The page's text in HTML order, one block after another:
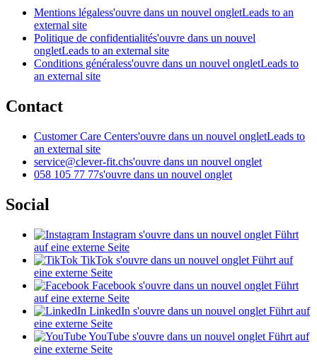
Mentions légaless'ouvre dans un nouvel ongletLeads to an
external site
Politique de confidentialités'ouvre dans un nouvel
ongletLeads to an external site
Conditions généraless'ouvre dans un nouvel ongletLeads to
an external site
Contact
Customer Care Centers'ouvre dans un nouvel ongletLeads to
an external site
service@clever-fit.chs'ouvre dans un nouvel onglet
058 105 77 77s'ouvre dans un nouvel onglet
Social
Instagram s'ouvre dans un nouvel onglet Führt
auf eine externe Seite
TikTok s'ouvre dans un nouvel onglet Führt auf
eine externe Seite
Facebook s'ouvre dans un nouvel onglet Führt
auf eine externe Seite
LinkedIn s'ouvre dans un nouvel onglet Führt auf
eine externe Seite
YouTube s'ouvre dans un nouvel onglet Führt auf
eine externe Seite